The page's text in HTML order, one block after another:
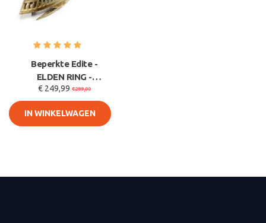
Beperkte Edite -
ELDEN RING -
Gevleugelde Helm van
Malenia met Di
€ 249,99 €299,00
IN WINKELWAGEN